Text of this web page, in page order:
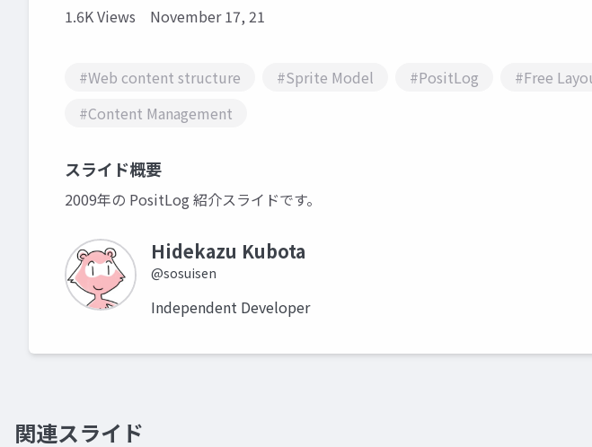
1.6K Views November 17, 21
#Web content structure #Sprite Model #PositLog
#Free
#Content Management
スライド概要
2009年の PositLog 紹介スライドです。
Hidekazu Kubota
@sosuisen
Independent Developer
関連スライド